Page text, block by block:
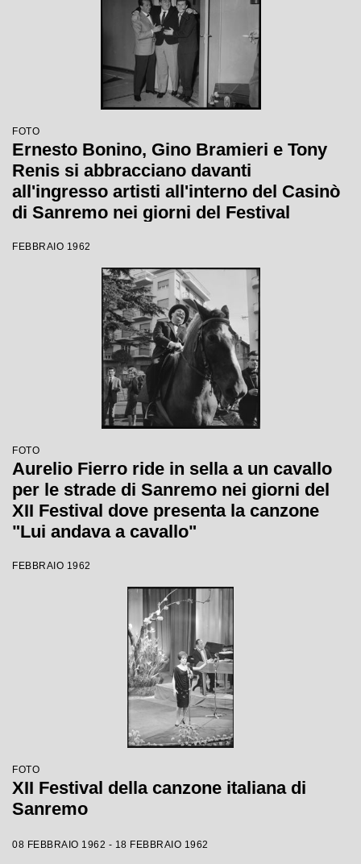
FOTO
Ernesto Bonino, Gino Bramieri e Tony
Renis si abbracciano davanti
all'ingresso artisti all'interno del Casinò
di Sanremo nei giorni del Festival
FEBBRAIO 1962
FOTO
Aurelio Fierro ride in sella a un cavallo
per le strade di Sanremo nei giorni del
XII Festival dove presenta la canzone
"Lui andava a cavallo"
FEBBRAIO 1962
FOTO
XII Festival della canzone italiana di
Sanremo
08 FEBBRAIO 1962 - 18 FEBBRAIO 1962